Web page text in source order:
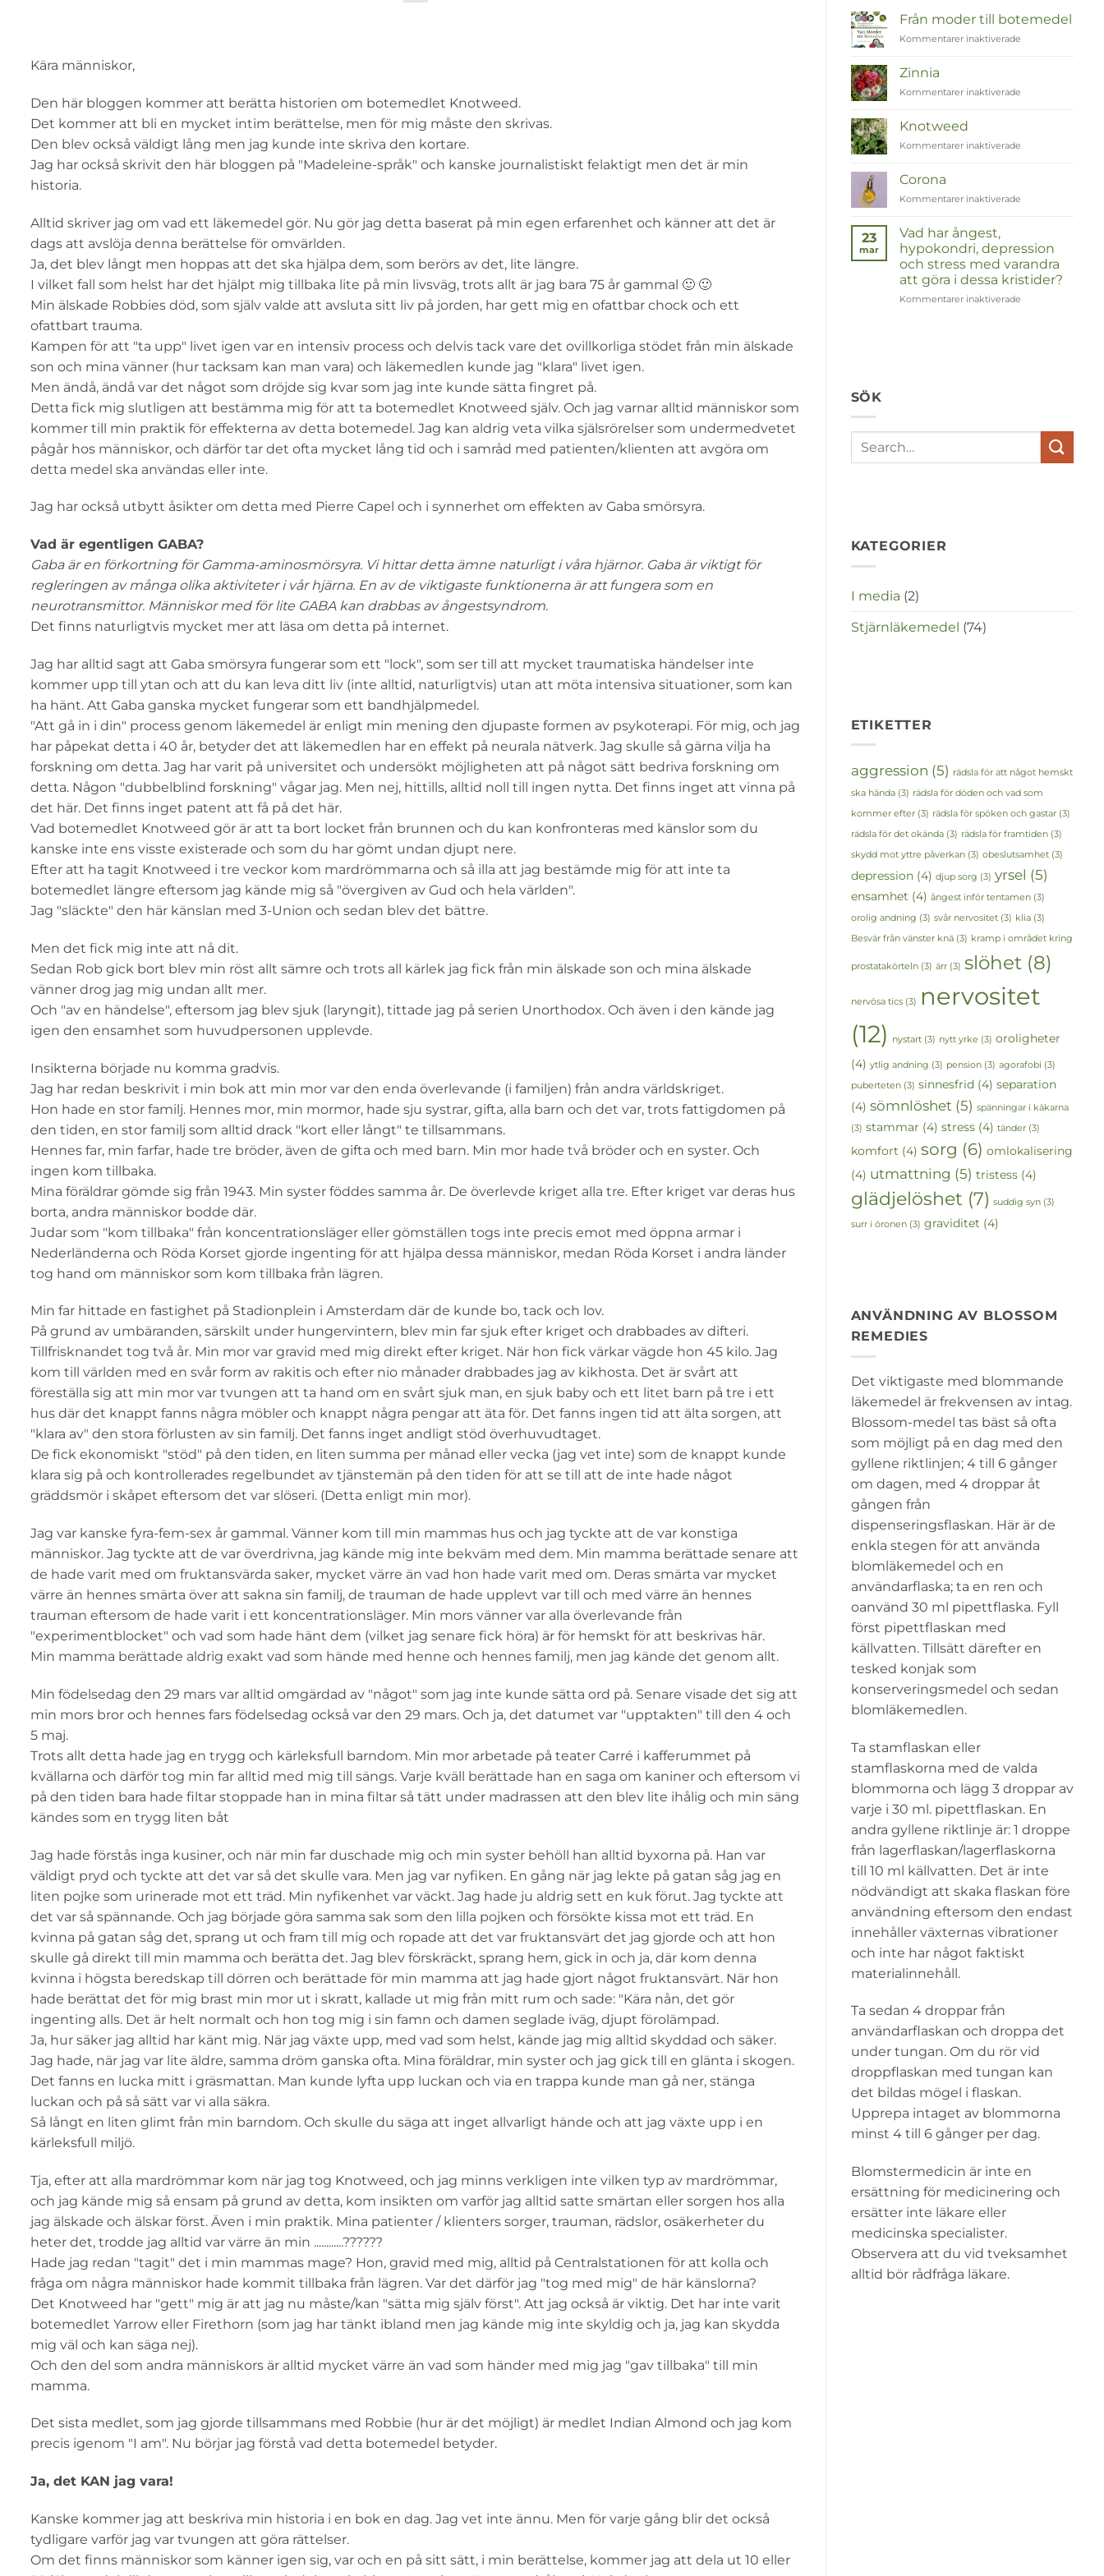
Kära människor,
Den här bloggen kommer att berätta historien om botemedlet Knotweed.
Det kommer att bli en mycket intim berättelse, men för mig måste den skrivas.
Den blev också väldigt lång men jag kunde inte skriva den kortare.
Jag har också skrivit den här bloggen på "Madeleine-språk" och kanske journalistiskt felaktigt men det är min
historia.
Alltid skriver jag om vad ett läkemedel gör. Nu gör jag detta baserat på min egen erfarenhet och känner att det är
dags att avslöja denna berättelse för omvärlden.
Ja, det blev långt men hoppas att det ska hjälpa dem, som berörs av det, lite längre.
I vilket fall som helst har det hjälpt mig tillbaka lite på min livsväg, trots allt är jag bara 75 år gammal 🙂 🙂
Min älskade Robbies död, som själv valde att avsluta sitt liv på jorden, har gett mig en ofattbar chock och ett
ofattbart trauma.
Kampen för att "ta upp" livet igen var en intensiv process och delvis tack vare det ovillkorliga stödet från min älskade
son och mina vänner (hur tacksam kan man vara) och läkemedlen kunde jag "klara" livet igen.
Men ändå, ändå var det något som dröjde sig kvar som jag inte kunde sätta fingret på.
Detta fick mig slutligen att bestämma mig för att ta botemedlet Knotweed själv. Och jag varnar alltid människor som
kommer till min praktik för effekterna av detta botemedel. Jag kan aldrig veta vilka själsrörelser som undermedvetet
pågår hos människor, och därför tar det ofta mycket lång tid och i samråd med patienten/klienten att avgöra om
detta medel ska användas eller inte.
Jag har också utbytt åsikter om detta med Pierre Capel och i synnerhet om effekten av Gaba smörsyra.
Vad är egentligen GABA?
Gaba är en förkortning för Gamma-aminosmörsyra. Vi hittar detta ämne naturligt i våra hjärnor. Gaba är viktigt för
regleringen av många olika aktiviteter i vår hjärna. En av de viktigaste funktionerna är att fungera som en
neurotransmittor. Människor med för lite GABA kan drabbas av ångestsyndrom.
Det finns naturligtvis mycket mer att läsa om detta på internet.
Jag har alltid sagt att Gaba smörsyra fungerar som ett "lock", som ser till att mycket traumatiska händelser inte
kommer upp till ytan och att du kan leva ditt liv (inte alltid, naturligtvis) utan att möta intensiva situationer, som kan
ha hänt. Att Gaba ganska mycket fungerar som ett bandhjälpmedel.
"Att gå in i din" process genom läkemedel är enligt min mening den djupaste formen av psykoterapi. För mig, och jag
har påpekat detta i 40 år, betyder det att läkemedlen har en effekt på neurala nätverk. Jag skulle så gärna vilja ha
forskning om detta. Jag har varit på universitet och undersökt möjligheten att på något sätt bedriva forskning om
detta. Någon "dubbelblind forskning" vågar jag. Men nej, hittills, alltid noll till ingen nytta. Det finns inget att vinna på
det här. Det finns inget patent att få på det här.
Vad botemedlet Knotweed gör är att ta bort locket från brunnen och du kan konfronteras med känslor som du
kanske inte ens visste existerade och som du har gömt undan djupt nere.
Efter att ha tagit Knotweed i tre veckor kom mardrömmarna och så illa att jag bestämde mig för att inte ta
botemedlet längre eftersom jag kände mig så "övergiven av Gud och hela världen".
Jag "släckte" den här känslan med 3-Union och sedan blev det bättre.
Men det fick mig inte att nå dit.
Sedan Rob gick bort blev min röst allt sämre och trots all kärlek jag fick från min älskade son och mina älskade
vänner drog jag mig undan allt mer.
Och "av en händelse", eftersom jag blev sjuk (laryngit), tittade jag på serien Unorthodox. Och även i den kände jag
igen den ensamhet som huvudpersonen upplevde.
Insikterna började nu komma gradvis.
Jag har redan beskrivit i min bok att min mor var den enda överlevande (i familjen) från andra världskriget.
Hon hade en stor familj. Hennes mor, min mormor, hade sju systrar, gifta, alla barn och det var, trots fattigdomen på
den tiden, en stor familj som alltid drack "kort eller långt" te tillsammans.
Hennes far, min farfar, hade tre bröder, även de gifta och med barn. Min mor hade två bröder och en syster. Och
ingen kom tillbaka.
Mina föräldrar gömde sig från 1943. Min syster föddes samma år. De överlevde kriget alla tre. Efter kriget var deras hus
borta, andra människor bodde där.
Judar som "kom tillbaka" från koncentrationsläger eller gömställen togs inte precis emot med öppna armar i
Nederländerna och Röda Korset gjorde ingenting för att hjälpa dessa människor, medan Röda Korset i andra länder
tog hand om människor som kom tillbaka från lägren.
Min far hittade en fastighet på Stadionplein i Amsterdam där de kunde bo, tack och lov.
På grund av umbäranden, särskilt under hungervintern, blev min far sjuk efter kriget och drabbades av difteri.
Tillfrisknandet tog två år. Min mor var gravid med mig direkt efter kriget. När hon fick värkar vägde hon 45 kilo. Jag
kom till världen med en svår form av rakitis och efter nio månader drabbades jag av kikhosta. Det är svårt att
föreställa sig att min mor var tvungen att ta hand om en svårt sjuk man, en sjuk baby och ett litet barn på tre i ett
hus där det knappt fanns några möbler och knappt några pengar att äta för. Det fanns ingen tid att älta sorgen, att
"klara av" den stora förlusten av sin familj. Det fanns inget andligt stöd överhuvudtaget.
De fick ekonomiskt "stöd" på den tiden, en liten summa per månad eller vecka (jag vet inte) som de knappt kunde
klara sig på och kontrollerades regelbundet av tjänstemän på den tiden för att se till att de inte hade något
gräddsmör i skåpet eftersom det var slöseri. (Detta enligt min mor).
Jag var kanske fyra-fem-sex år gammal. Vänner kom till min mammas hus och jag tyckte att de var konstiga
människor. Jag tyckte att de var överdrivna, jag kände mig inte bekväm med dem. Min mamma berättade senare att
de hade varit med om fruktansvärda saker, mycket värre än vad hon hade varit med om. Deras smärta var mycket
värre än hennes smärta över att sakna sin familj, de trauman de hade upplevt var till och med värre än hennes
trauman eftersom de hade varit i ett koncentrationsläger. Min mors vänner var alla överlevande från
"experimentblocket" och vad som hade hänt dem (vilket jag senare fick höra) är för hemskt för att beskrivas här.
Min mamma berättade aldrig exakt vad som hände med henne och hennes familj, men jag kände det genom allt.
Min födelsedag den 29 mars var alltid omgärdad av "något" som jag inte kunde sätta ord på. Senare visade det sig att
min mors bror och hennes fars födelsedag också var den 29 mars. Och ja, det datumet var "upptakten" till den 4 och
5 maj.
Trots allt detta hade jag en trygg och kärleksfull barndom. Min mor arbetade på teater Carré i kafferummet på
kvällarna och därför tog min far alltid med mig till sängs. Varje kväll berättade han en saga om kaniner och eftersom vi
på den tiden bara hade filtar stoppade han in mina filtar så tätt under madrassen att den blev lite ihålig och min säng
kändes som en trygg liten båt
Jag hade förstås inga kusiner, och när min far duschade mig och min syster behöll han alltid byxorna på. Han var
väldigt pryd och tyckte att det var så det skulle vara. Men jag var nyfiken. En gång när jag lekte på gatan såg jag en
liten pojke som urinerade mot ett träd. Min nyfikenhet var väckt. Jag hade ju aldrig sett en kuk förut. Jag tyckte att
det var så spännande. Och jag började göra samma sak som den lilla pojken och försökte kissa mot ett träd. En
kvinna på gatan såg det, sprang ut och fram till mig och ropade att det var fruktansvärt det jag gjorde och att hon
skulle gå direkt till min mamma och berätta det. Jag blev förskräckt, sprang hem, gick in och ja, där kom denna
kvinna i högsta beredskap till dörren och berättade för min mamma att jag hade gjort något fruktansvärt. När hon
hade berättat det för mig brast min mor ut i skratt, kallade ut mig från mitt rum och sade: "Kära nån, det gör
ingenting alls. Det är helt normalt och hon tog mig i sin famn och damen seglade iväg, djupt förolämpad.
Ja, hur säker jag alltid har känt mig. När jag växte upp, med vad som helst, kände jag mig alltid skyddad och säker.
Jag hade, när jag var lite äldre, samma dröm ganska ofta. Mina föräldrar, min syster och jag gick till en glänta i skogen.
Det fanns en lucka mitt i gräsmattan. Man kunde lyfta upp luckan och via en trappa kunde man gå ner, stänga
luckan och på så sätt var vi alla säkra.
Så långt en liten glimt från min barndom. Och skulle du säga att inget allvarligt hände och att jag växte upp i en
kärleksfull miljö.
Tja, efter att alla mardrömmar kom när jag tog Knotweed, och jag minns verkligen inte vilken typ av mardrömmar,
och jag kände mig så ensam på grund av detta, kom insikten om varför jag alltid satte smärtan eller sorgen hos alla
jag älskade och älskar först. Även i min praktik. Mina patienter / klienters sorger, trauman, rädslor, osäkerheter du
heter det, trodde jag alltid var värre än min ............??????
Hade jag redan "tagit" det i min mammas mage? Hon, gravid med mig, alltid på Centralstationen för att kolla och
fråga om några människor hade kommit tillbaka från lägren. Var det därför jag "tog med mig" de här känslorna?
Det Knotweed har "gett" mig är att jag nu måste/kan "sätta mig själv först". Att jag också är viktig. Det har inte varit
botemedlet Yarrow eller Firethorn (som jag har tänkt ibland men jag kände mig inte skyldig och ja, jag kan skydda
mig väl och kan säga nej).
Och den del som andra människors är alltid mycket värre än vad som händer med mig jag "gav tillbaka" till min
mamma.
Det sista medlet, som jag gjorde tillsammans med Robbie (hur är det möjligt) är medlet Indian Almond och jag kom
precis igenom "I am". Nu börjar jag förstå vad detta botemedel betyder.
Ja, det KAN jag vara!
Kanske kommer jag att beskriva min historia i en bok en dag. Jag vet inte ännu. Men för varje gång blir det också
tydligare varför jag var tvungen att göra rättelser.
Om det finns människor som känner igen sig, var och en på sitt sätt, i min berättelse, kommer jag att dela ut 10 eller
Från moder till botemedel
Kommentarer inaktiverade
Zinnia
Kommentarer inaktiverade
Knotweed
Kommentarer inaktiverade
Corona
Kommentarer inaktiverade
23
mar
Vad har ångest,
hypokondri, depression
och stress med varandra
att göra i dessa kristider?
Kommentarer inaktiverade
maken
in
SÖK
KATEGORIER
I media (2)
Stjärnläkemedel (74)
ETIKETTER
aggression (5) rädsla för att något hemskt
ska hända(3) rädsla för döden och vad som
kommer efter(3) rädsla för spöken och gastar(3)
rädsla för det okända(3) rädsla för framtiden(3)
skydd mot yttre påverkan(3) obeslutsamhet(3)
depression(4) djup sorg (3) yrsel (5)
ensamhet (4) ångest inför tentamen(3)
orolig andning (3) svår nervositet(3) klia(3)
Besvär från vänster knä(3) kramp i området kring
prostatakörteln(3) ärr(3) slöhet(8)
nervösa tics(3) nervositet
(12)
nystart(3) nytt yrke (3) oroligheter
(4) ytlig andning (3) pension(3) agorafobi (3)
puberteten(3) sinnesfrid (4) separation
(4) sömnlöshet (5) spänningar i käkarna
(3) stammar (4) stress(4) tänder(3)
komfort (4) sorg (6) omlokalisering
(4) utmattning (5) tristess(4)
glädjelöshet (7) suddig syn(3)
surr i öronen(3) graviditet (4)
ANVÄNDNING AV BLOSSOM
REMEDIES
Det viktigaste med blommande
läkemedel är frekvensen av intag.
Blossom-medel tas bäst så ofta
som möjligt på en dag med den
gyllene riktlinjen; 4 till 6 gånger
om dagen, med 4 droppar åt
gången från
dispenseringsflaskan. Här är de
enkla stegen för att använda
blomläkemedel och en
användarflaska; ta en ren och
oanvänd 30 ml pipettflaska. Fyll
först pipettflaskan med
källvatten. Tillsätt därefter en
tesked konjak som
konserveringsmedel och sedan
blomläkemedlen.
Ta stamflaskan eller
stamflaskorna med de valda
blommorna och lägg 3 droppar av
varje i 30 ml. pipettflaskan. En
andra gyllene riktlinje är: 1 droppe
från lagerflaskan/lagerflaskorna
till 10 ml källvatten. Det är inte
nödvändigt att skaka flaskan före
användning eftersom den endast
innehåller växternas vibrationer
och inte har något faktiskt
materialinnehåll.
Ta sedan 4 droppar från
användarflaskan och droppa det
under tungan. Om du rör vid
droppflaskan med tungan kan
det bildas mögel i flaskan.
Upprepa intaget av blommorna
minst 4 till 6 gånger per dag.
Blomstermedicin är inte en
ersättning för medicinering och
ersätter inte läkare eller
medicinska specialister.
Observera att du vid tveksamhet
alltid bör rådfråga läkare.